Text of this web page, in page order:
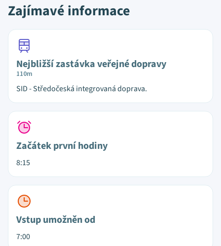
Zajímavé informace
Nejbližší zastávka veřejné dopravy
110m
SID - Středočeská integrovaná doprava.
Začátek první hodiny
8:15
Vstup umožněn od
7:00